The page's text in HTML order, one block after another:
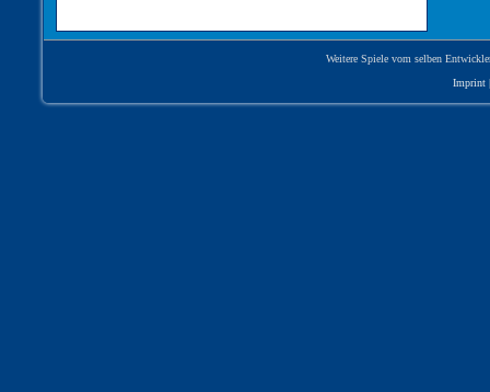
Weitere Spiele vom selben
Imprint